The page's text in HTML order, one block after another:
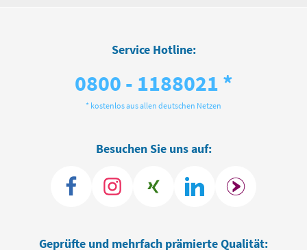
Service Hotline:
0800 - 1188021 *
* kostenlos aus allen deutschen Netzen
Besuchen Sie uns auf:
Geprüfte und mehrfach prämierte Qualität: